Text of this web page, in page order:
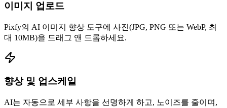
이미지 업로드
Pixfy의 AI 이미지 향상 도구에 사진(JPG, PNG 또는 WebP, 최
대 10MB)을 드래그 앤 드롭하세요.
향상 및 업스케일
AI는 자동으로 세부 사항을 선명하게 하고, 노이즈를 줄이며,